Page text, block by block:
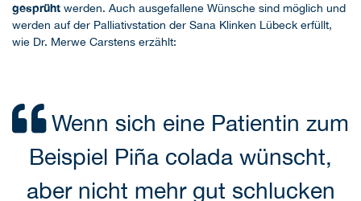
gesprüht werden. Auch ausgefallene Wünsche sind möglich und
werden auf der Palliativstation der Sana Klinken Lübeck erfüllt,
wie Dr. Merwe Carstens erzählt:
Wenn sich eine Patientin zum
Beispiel Piña colada wünscht,
aber nicht mehr gut schlucken